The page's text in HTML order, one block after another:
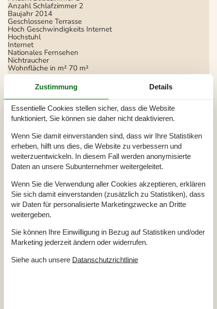
Anzahl Schlafzimmer 2
Baujahr 2014
Geschlossene Terrasse
Hoch Geschwindigkeits Internet
Hochstuhl
Internet
Nationales Fernsehen
Nichtraucher
Wohnfläche in m² 70 m²
Draußen
Gartengrill
Terrasse
Internetzugang
Kinderbett
Radio
TV
Waschmaschine
Entfernung
Einkauf 3,5 km
Restaurant 6,8 km
Küche
Elektroherd
Kaffeemaschine
Kühl-/Gefrierschrank
Spülmaschine
Zustimmung Details
Essentielle Cookies stellen sicher, dass die Website
funktioniert, Sie können sie daher nicht deaktivieren.
Wenn Sie damit einverstanden sind, dass wir Ihre Statistiken
erheben, hilft uns dies, die Website zu verbessern und
weiterzuentwickeln. In diesem Fall werden anonymisierte
Daten an unsere Subunternehmer weitergeleitet.
Wenn Sie die Verwendung aller Cookies akzeptieren, erklären
Sie sich damit einverstanden (zusätzlich zu Statistiken), dass
wir Daten für personalisierte Marketingzwecke an Dritte
weitergeben.
Sie können Ihre Einwilligung in Bezug auf Statistiken und/oder
Marketing jederzeit ändern oder widerrufen.
Siehe auch unsere Datanschutzrichtlinie